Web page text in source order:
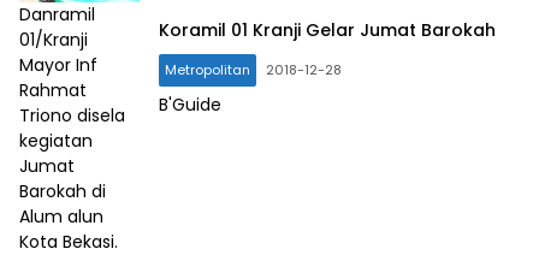
Danramil
01/Kranji
Mayor Inf
Rahmat
Triono disela
kegiatan
Jumat
Barokah di
Alum alun
Kota Bekasi.
Koramil 01 Kranji Gelar Jumat Barokah
Metropolitan 2018-12-28
B'Guide